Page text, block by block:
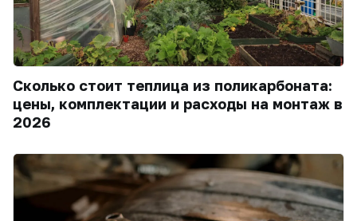
Сколько стоит теплица из поликарбоната:
цены, комплектации и расходы на монтаж в
2026